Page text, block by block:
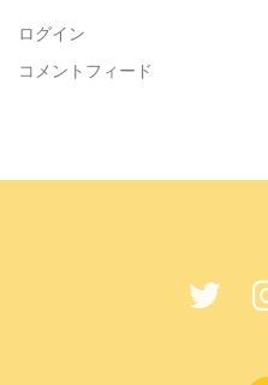
ログイン
コメントフィード